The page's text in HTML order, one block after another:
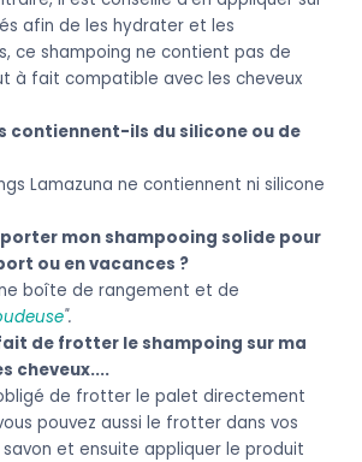
afin de les hydrater et les
ce shampoing ne contient pas de
à fait compatible avec les cheveux
contiennent-ils du silicone ou de
Lamazuna ne contiennent ni silicone
mon shampooing solide pour
ou en vacances ?
boîte de rangement et de
".
de frotter le shampoing sur ma
cheveux....
de frotter le palet directement
pouvez aussi le frotter dans vos
et ensuite appliquer le produit